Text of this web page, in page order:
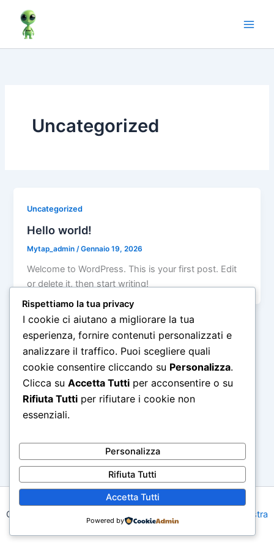
contenuto
Uncategorized
Uncategorized
Hello world!
Mytap_admin /Gennaio 19, 2026
Welcome to WordPress. This is your first post. Edit
or delete it, then start writing!
Copyright © 2026 MyTap | Powered by Tema WordPress Astra
Rispettiamo la tua privacy
I cookie ci aiutano a migliorare la tua
esperienza, fornire contenuti personalizzati e
analizzare il traffico. Puoi scegliere quali
cookie consentire cliccando su Personalizza.
Clicca su Accetta Tutti per acconsentire o su
Rifiuta Tutti per rifiutare i cookie non
essenziali.
Personalizza
Rifiuta Tutti
Accetta Tutti
Powered by